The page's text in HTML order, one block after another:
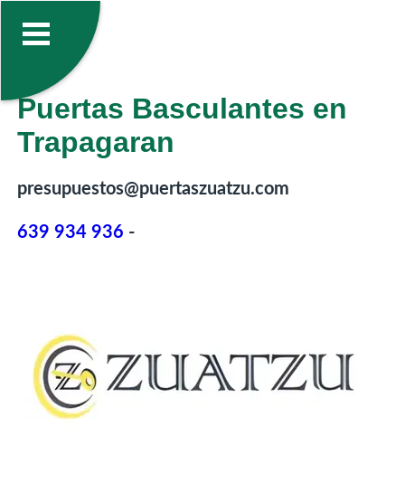
Puertas Basculantes en
Trapagaran
presupuestos@puertaszuatzu.com
639 934 936 -